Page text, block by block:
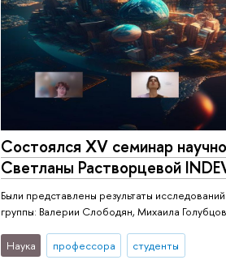
Состоялся XV семинар
Светланы Растворцевой
Были представлены результаты
группы: Валерии Слободян, Михаила
Наука профессора студенты